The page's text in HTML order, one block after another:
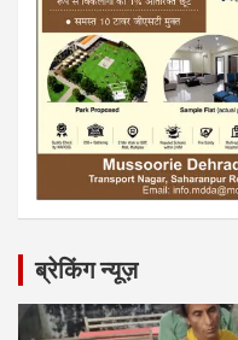
ब्रेकिंग न्यूज़